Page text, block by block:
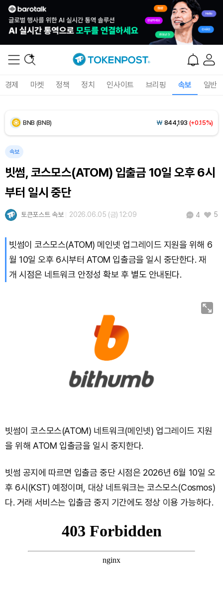
경제 마켓 정책 정치 인사이트 브리핑 속보 일반
Dogecoin (DOGE) ₩99.35(+1.11%)
BNB (BNB) ₩ 844,193 (+0.15%)
XRP (XRP) ₩ 1,456(-1.17%)
Solana (SOL)
Hyperliquid (HYPE) ₩77,174 (-3.57%)
Dogecoin (DOGE) ₩99.35
속보
빗썸, 코스모스(ATOM) 입출금 10일 오후 6시
부터 일시 중단
토큰포스트 속보 2026.06.05 (금) 12:09 4 5
빗썸이 코스모스(ATOM) 메인넷 업그레이드 지원을 위해 6
월 10일 오후 6시부터 ATOM 입출금을 일시 중단한다. 재
개 시점은 네트워크 안정성 확보 후 별도 안내된다.
빗썸이 코스모스(ATOM) 네트워크(메인넷) 업그레이드 지원
을 위해 ATOM 입출금을 일시 중지한다.
빗썸 공지에 따르면 입출금 중단 시점은 2026년 6월 10일 오
후 6시(KST) 예정이며, 대상 네트워크는 코스모스(Cosmos)
다. 거래 서비스는 입출금 중지 기간에도 정상 이용 가능하다.